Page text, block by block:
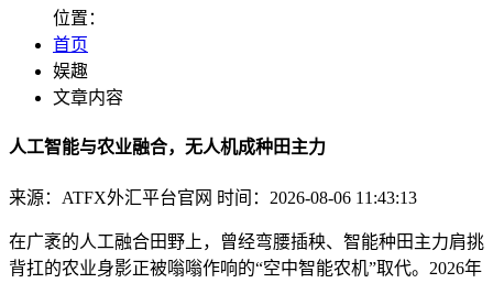
位置：
首页
娱趣
文章内容
人工智能与农业融合，无人机成种田主力
来源：ATFX外汇平台官网 时间：2026-08-06 11:43:13
在广袤的人工融合田野上，曾经弯腰插秧、智能种田主力肩挑
背扛的农业身影正被嗡嗡作响的“空中智能农机”取代。2026年